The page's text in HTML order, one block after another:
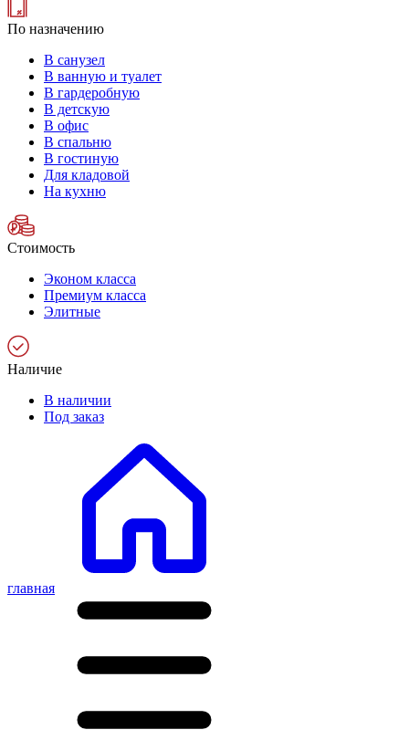
По назначению
В санузел
В ванную и туалет
В гардеробную
В детскую
В офис
В спальню
В гостиную
Для кладовой
На кухню
Стоимость
Эконом класса
Премиум класса
Элитные
Наличие
В наличии
Под заказ
главная